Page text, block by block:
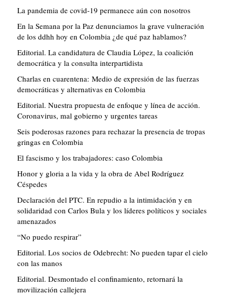
La pandemia de covid-19 permanece aún con nosotros
En la Semana por la Paz denunciamos la grave vulneración
de los ddhh hoy en Colombia ¿de qué paz hablamos?
Editorial. La candidatura de Claudia López, la coalición
democrática y la consulta interpartidista
Charlas en cuarentena: Medio de expresión de las fuerzas
democráticas y alternativas en Colombia
Editorial. Nuestra propuesta de enfoque y línea de acción.
Coronavirus, mal gobierno y urgentes tareas
Seis poderosas razones para rechazar la presencia de tropas
gringas en Colombia
El fascismo y los trabajadores: caso Colombia
Honor y gloria a la vida y la obra de Abel Rodríguez
Céspedes
Declaración del PTC. En repudio a la intimidación y en
solidaridad con Carlos Bula y los líderes políticos y sociales
amenazados
“No puedo respirar”
Editorial. Los socios de Odebrecht: No pueden tapar el cielo
con las manos
Editorial. Desmontado el confinamiento, retornará la
movilización callejera